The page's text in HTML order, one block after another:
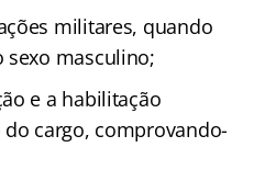
militares, quando
sexo masculino;
e a habilitação
cargo, comprovando-